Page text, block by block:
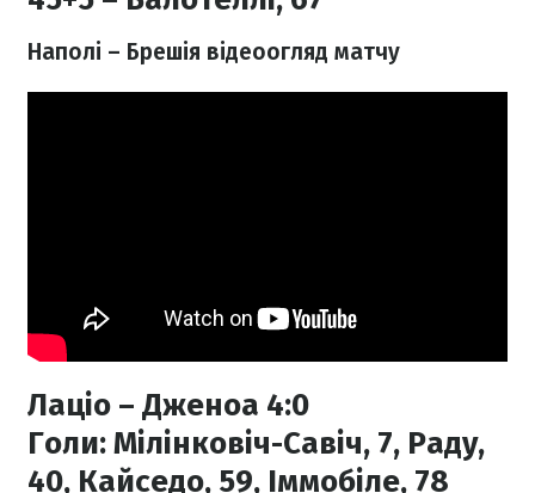
Наполі – Брешія відеоогляд матчу
Лаціо – Дженоа 4:0
Голи:Мілінковіч-Савіч, 7, Раду,
40, Кайседо, 59, Іммобіле, 78